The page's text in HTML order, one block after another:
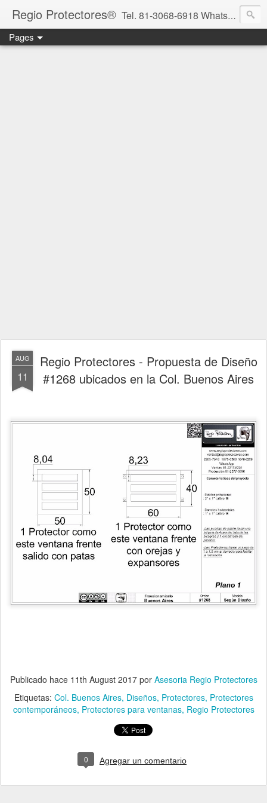
Regio Protectores® Tel. 81-3068-6918 WhatsApp 81-2636-2823 / 33-1145-3780 cotizacionregioprotectores@gmail.com / regioprotectores@gmail.com https://www.facebook.com/RegioProtectores/
Pages
AUG
11
Regio Protectores - Propuesta de Diseño
#1268 ubicados en la Col. Buenos Aires
Publicado hace 11th August 2017por Asesoria Regio Protectores
Etiquetas: Col. Buenos Aires Diseños Protectores Protectores
contemporáneos Protectores para ventanas Regio Protectores
0 Agregar un comentario